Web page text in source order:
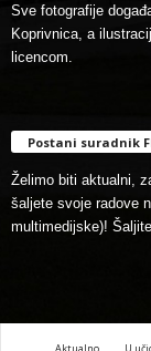
Sve fotografije
Koprivnica, a
licencom.
Postani suradnik
Želimo biti aktualni,
šaljete svoje radove
multimedijske)!
Aktualno U